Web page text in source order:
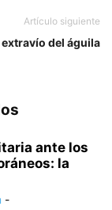
Artículo siguiente
extravío del águila
ante los
la
-